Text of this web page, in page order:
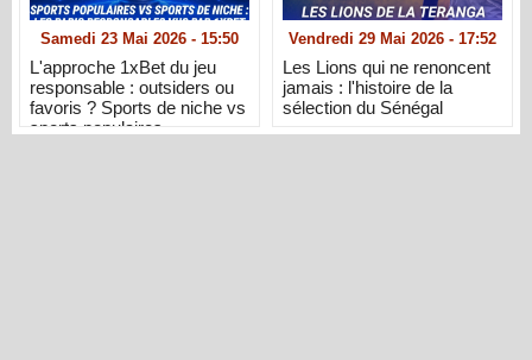
Samedi 23 Mai 2026 - 15:50
L'approche 1xBet du jeu
responsable : outsiders ou
favoris ? Sports de niche vs
sports populaires
Vendredi 29 Mai 2026 - 17:52
Les Lions qui ne renoncent
jamais : l'histoire de la
sélection du Sénégal